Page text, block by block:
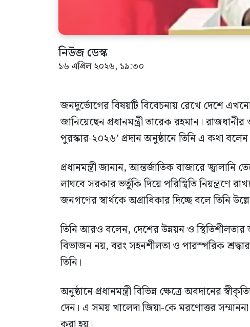
নিউজ ডেস্ক
১৬ এপ্রিল ২০২৬, ১৯:৩০
জনদুর্ভোগের বিষয়টি বিবেচনায় রেখে দেশে
জানিয়েছেন প্রধানমন্ত্রী তারেক রহমান।
পুরস্কার-২০২৬’ প্রদান অনুষ্ঠানে তিনি এ কথা
প্রধানমন্ত্রী জানান, আন্তর্জাতিক বাজারে
লাঘবে সরকার ভর্তুকি দিয়ে পরিস্থিতি নিয়ন্ত্রণে
জনগণের স্বার্থকে অগ্রাধিকার দিচ্ছে বলে তিনি
তিনি আরও বলেন, দেশের উন্নয়ন ও স্থিতিশীলতার
বিভাজন নয়, বরং সহনশীলতা ও পারস্পরিক
তিনি।
অনুষ্ঠানে প্রধানমন্ত্রী বিভিন্ন ক্ষেত্রে অবদানের
দেন। এ সময় খালেদা জিয়া-কে মরণোত্তর